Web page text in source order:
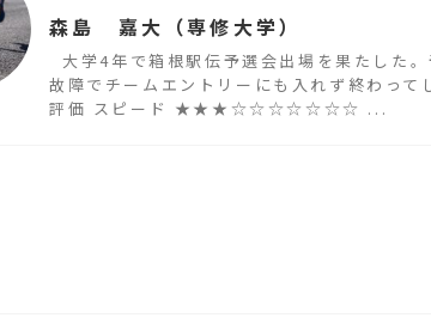
森島 嘉大（専修大学）
大学4年で箱根駅伝予選会出場を果たした。
故障でチームエントリーにも入れず終わっ
評価 スピード ★★★☆☆☆☆☆☆☆ ...